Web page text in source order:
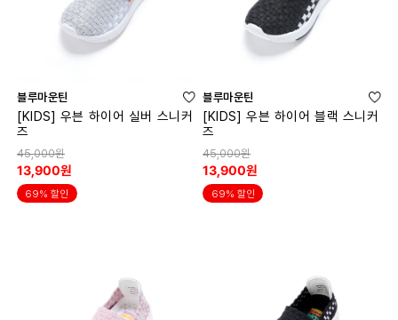
블루마운틴
[KIDS] 우븐 하이어 실버 스니커
즈
45,000원
13,900원
69% 할인
블루마운틴
[KIDS] 우븐 하이어 블랙 스니커
즈
45,000원
13,900원
69% 할인